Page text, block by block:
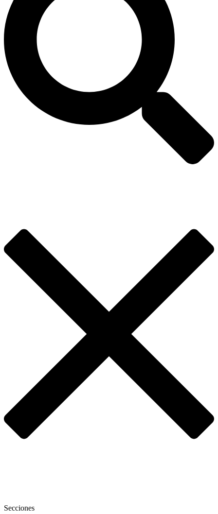
Secciones